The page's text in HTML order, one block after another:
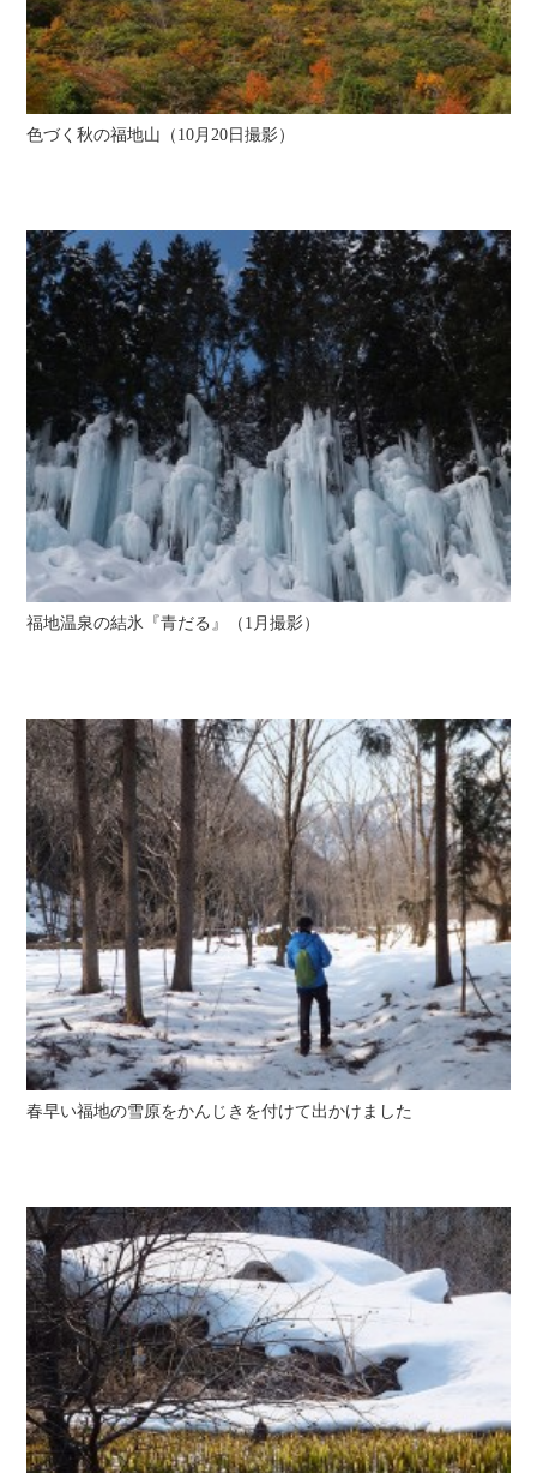
色づく秋の福地山（10月20日撮影）
福地温泉の結氷『青だる』（1月撮影）
春早い福地の雪原をかんじきを付けて出かけました